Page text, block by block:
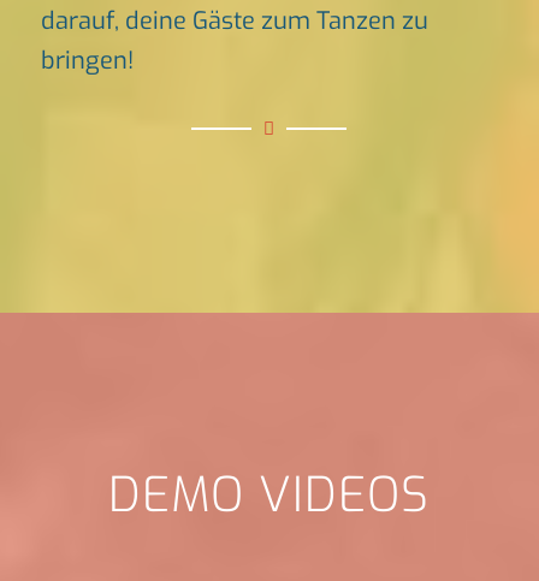
darauf, deine Gäste zum Tanzen zu
bringen!
DEMO VIDEOS